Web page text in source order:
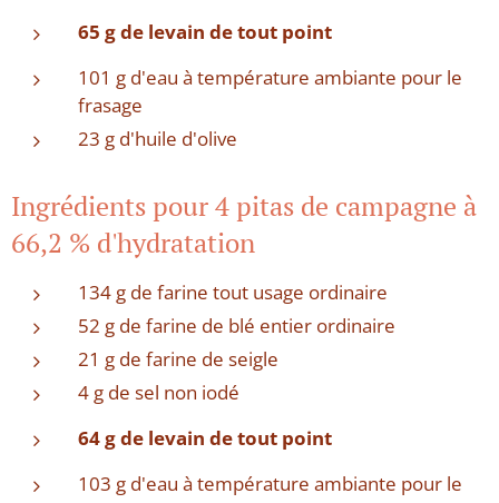
65 g de levain de tout point
101 g d'eau à température ambiante pour le
frasage
23 g d'huile d'olive
Ingrédients pour 4 pitas de campagne à
66,2 % d'hydratation
134 g de farine tout usage ordinaire
52 g de farine de blé entier ordinaire
21 g de farine de seigle
4 g de sel non iodé
64 g de levain de tout point
103 g d'eau à température ambiante pour le